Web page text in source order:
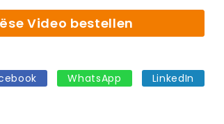
Video bestellen
WhatsApp LinkedIn